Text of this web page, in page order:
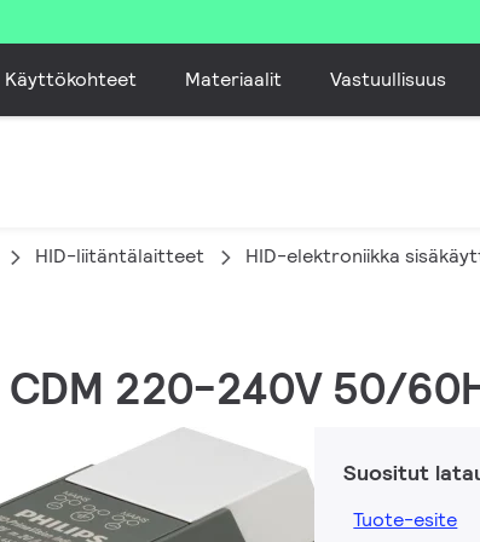
Käyttökohteet Materiaalit Vastuullisuus
HID-liitäntälaitteet HID-elektroniikka
CDM 220-240V 50/
Suositut
Tuote-esite